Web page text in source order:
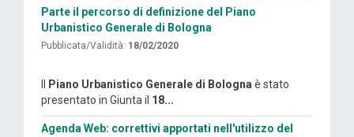
Parte il percorso di definizione del Piano
Urbanistico Generale di Bologna
Pubblicata/Validità: 18/02/2020
Piano Urbanistico Generale di Bologna è stato
presentato in Giunta il 18...
Agenda Web: correttivi apportati nell'utilizzo del